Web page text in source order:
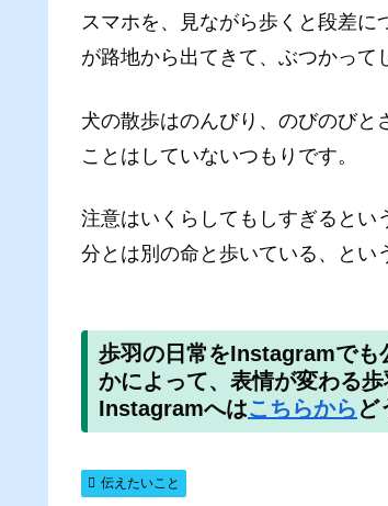
スマホを、見ながら歩くと段差
が路地から出てきて、ぶつかって
犬の散歩はのんびり、のびのび
ことはしていないつもりです。
注意はいくらしてもしすぎるとい
分とは別の命と歩いている、とい
歩羽の日常をInstagramで
かによって、表情が変
Instagramへはこちらから ど
伝えたいこと